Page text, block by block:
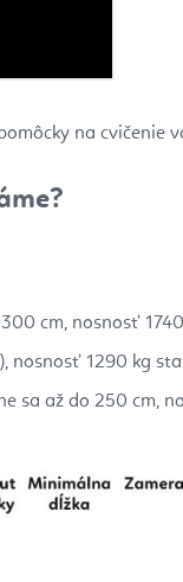
na cvičenie
cm, nosnosť
nosnosť 1290 kg
sa až do 250 cm,